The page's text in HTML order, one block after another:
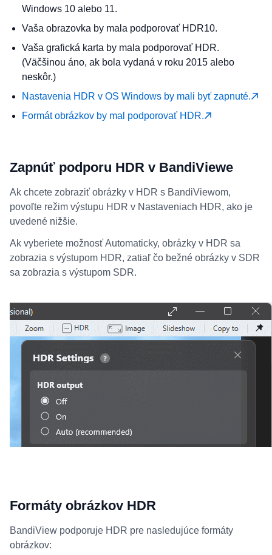
Windows 10 alebo 11.
Vaša obrazovka by mala podporovať HDR10.
Vaša grafická karta by mala podporovať HDR.
(Väčšinou áno, ak bola vydaná v roku 2015 alebo
neskôr.)
Nastavenia HDR v OS Windows by mali byť zapnuté.
Formát obrázkov by mal podporovať HDR.
Zapnúť podporu HDR v BandiViewe
Ak chcete zobraziť obrázky v HDR s BandiViewom,
povoľte režim výstupu HDR v Nastaveniach HDR, ako je
uvedené nižšie.
Ak vyberiete možnosť Automaticky, obrázky v HDR sa
zobrazia s výstupom HDR, zatiaľ čo bežné obrázky v SDR
sa zobrazia s výstupom SDR.
Formáty obrázkov HDR
BandiView podporuje HDR pre nasledujúce formáty
obrázkov: